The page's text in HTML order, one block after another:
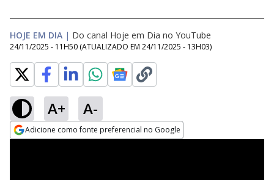
HOJE EM DIA | Do canal Hoje em Dia no YouTube
24/11/2025 - 11H50 (ATUALIZADO EM 24/11/2025 - 13H03)
A+ A-
Adicione como fonte preferencial no Google